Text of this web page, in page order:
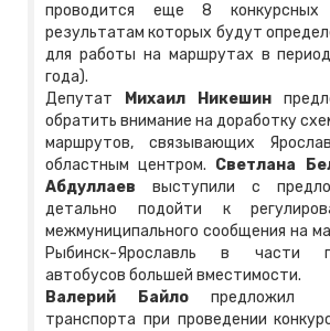
проводится еще 8 конкурсных
результатам которых будут
для работы на маршрутах в
года).
Депутат
Михаил Никешин
обратить внимание на доработку
маршрутов, связывающих
областным центром. Светлана
Абдуллаев выступили с
детально подойти к
межмуниципального сообщения на
Рыбинск-Ярославль в части
автобусов большей вместимости.
Валерий Байло предложил
транспорта при проведении